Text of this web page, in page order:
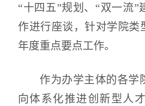
“十四五”规划、“双一流
作进行座谈，针对学院类
年度重点要点工作。
作为办学主体的各学
向体系化推进创新型人